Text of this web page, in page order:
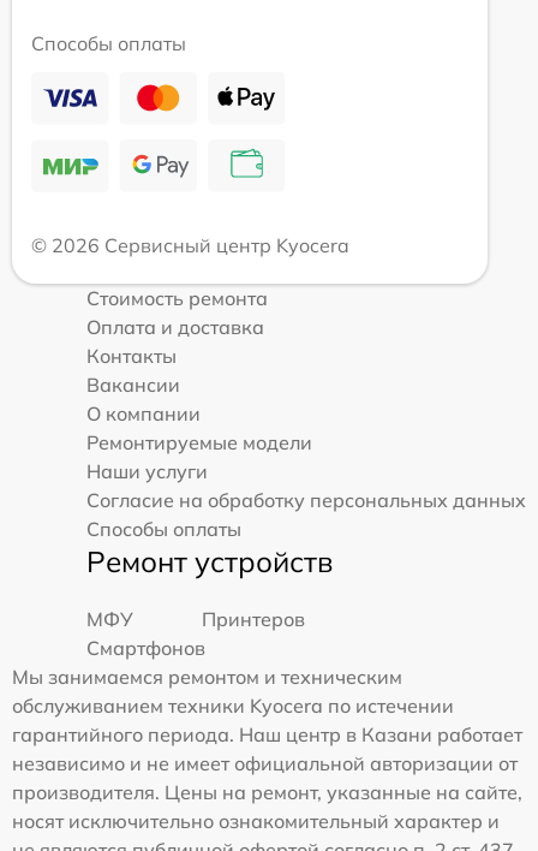
Способы оплаты
© 2026 Сервисный центр Kyocera
Стоимость ремонта
Оплата и доставка
Контакты
Вакансии
О компании
Ремонтируемые модели
Наши услуги
Согласие на обработку персональных данных
Способы оплаты
Ремонт устройств
МФУ
Принтеров
Смартфонов
Мы занимаемся ремонтом и техническим
обслуживанием техники Kyocera по истечении
гарантийного периода. Наш центр в Казани работает
независимо и не имеет официальной авторизации от
производителя. Цены на ремонт, указанные на сайте,
носят исключительно ознакомительный характер и